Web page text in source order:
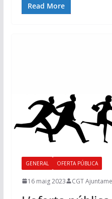
Read More
GENERAL OFERTA PÚBLICA
16 maig 2023 CGT